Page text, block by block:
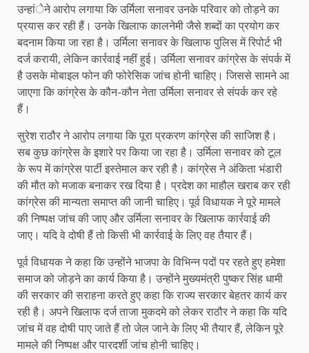
उन्हांेने आरोप लगाया कि उर्मिला सनावर उनके परिवार को तोड़ने का
प्रयास कर रही हैं। उनके खिलाफ कालनेमी जैसे शब्दों का प्रयोग कर
बदनाम किया जा रहा है। उर्मिला सनावर के खिलाफ पुलिस में रिपोर्ट भी
दर्ज करायी, लेकिन कार्रवाई नहीं हुई। उर्मिला सनावर कांग्रेस के संपर्क में
है उसके मोबाइल फोन की फोरेसिक जांच होनी चाहिए। जिससे सामने आ
जाएगा कि कांग्रेस के कौन-कौन नेता उर्मिला सनावर से संपर्क कर रहे
हैं।
सुरेश राठौर ने आरोप लगाया कि पूरा प्रकरण कांग्रेस की साजिश है।
सब कुछ कांग्रेस के इशारे पर किया जा रहा है। उर्मिला सनावर को टूल
के रूप में कांग्रेस पार्टी इस्तेमाल कर रही है। कांग्रेस ने अंकिता भंडारी
की मौत को मजाक बनाकर रख दिया है। प्रदेश का माहौल खराब कर रही
कांग्रेस की मान्यता समाप्त की जानी चाहिए। पूर्व विधायक ने पूरे मामले
की निष्पक्ष जांच की जाए और उर्मिला सनावर के खिलाफ कार्रवाई की
जाए। यदि वे दोषी हैं तो किसी भी कार्रवाई के लिए वह तैयार हैं।
पूर्व विधायक ने कहा कि उन्होंने भाजपा के विभिन्न पदों पर रहते हुए हमेशा
समाज को जोड़ने का कार्य किया है। उन्होंने मुख्यमंत्री पुष्कर सिंह धामी
की सरकार की सराहना करते हुए कहा कि राज्य सरकार बेहतर कार्य कर
रही है। अपने खिलाफ दर्ज ताजा मुकदमे को लेकर राठौर ने कहा कि यदि
जांच में वह दोषी पाए जाते हैं तो जेल जाने के लिए भी तैयार हैं, लेकिन पूरे
मामले की निष्पक्ष और पारदर्शी जांच होनी चाहिए।